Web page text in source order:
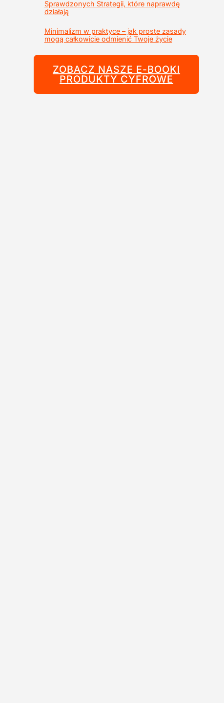
Sprawdzonych Strategii, które naprawdę
działają
Minimalizm w praktyce – jak proste zasady
mogą całkowicie odmienić Twoje życie
ZOBACZ NASZE E-BOOKI
PRODUKTY CYFROWE